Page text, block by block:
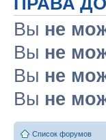
Вы не
Вы не
Вы не
Вы не
Список форумов